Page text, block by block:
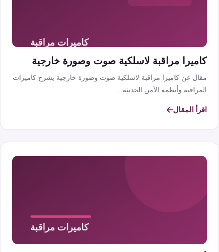
كاميرا مراقبة لاسلكية صوت وصورة خارجية
مقال عن كاميرا مراقبة لاسلكية صوت وصورة خارجية يشرح كاميرات
المراقبة وأنظمة الأمن الحديثة...
اقرأ المقال